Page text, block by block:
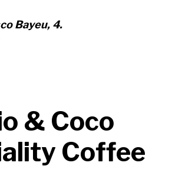
Bayeu, 4.
& Coco
Coffee